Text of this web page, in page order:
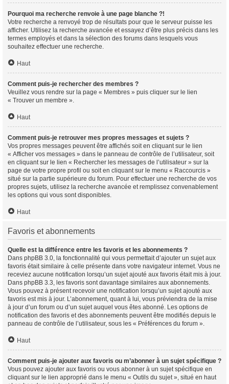
Pourquoi ma recherche renvoie à une page blanche ?!
Votre recherche a renvoyé trop de résultats pour que le serveur puisse les
afficher. Utilisez la recherche avancée et essayez d’être plus précis dans les
termes employés et dans la sélection des forums dans lesquels vous
souhaitez effectuer une recherche.
Haut
Comment puis-je rechercher des membres ?
Veuillez vous rendre sur la page « Membres » puis cliquer sur le lien
« Trouver un membre ».
Haut
Comment puis-je retrouver mes propres messages et sujets ?
Vos propres messages peuvent être affichés soit en cliquant sur le lien
« Afficher vos messages » dans le panneau de contrôle de l’utilisateur, soit
en cliquant sur le lien « Rechercher les messages de l’utilisateur » sur la
page de votre propre profil ou soit en cliquant sur le menu « Raccourcis »
situé sur la partie supérieure du forum. Pour effectuer une recherche de vos
propres sujets, utilisez la recherche avancée et remplissez convenablement
les options qui vous sont disponibles.
Haut
Favoris et abonnements
Quelle est la différence entre les favoris et les abonnements ?
Dans phpBB 3.0, la fonctionnalité qui vous permettait d’ajouter un sujet aux
favoris était similaire à celle présente dans votre navigateur internet. Vous ne
receviez aucune notification lorsqu’un sujet ajouté aux favoris était mis à jour.
Dans phpBB 3.3, les favoris sont davantage similaires aux abonnements.
Vous pouvez à présent recevoir une notification lorsqu’un sujet ajouté aux
favoris est mis à jour. L’abonnement, quant à lui, vous préviendra de la mise
à jour d’un forum ou d’un sujet auquel vous êtes abonné. Les options de
notification des favoris et des abonnements peuvent être modifiés depuis le
panneau de contrôle de l’utilisateur, sous les « Préférences du forum ».
Haut
Comment puis-je ajouter aux favoris ou m’abonner à un sujet spécifique ?
Vous pouvez ajouter aux favoris ou vous abonner à un sujet spécifique en
cliquant sur le lien approprié dans le menu « Outils du sujet », situé en haut